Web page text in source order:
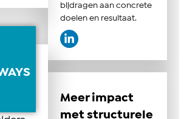
bijdragen aan concrete
doelen en resultaat.
Meer impact
met structurele